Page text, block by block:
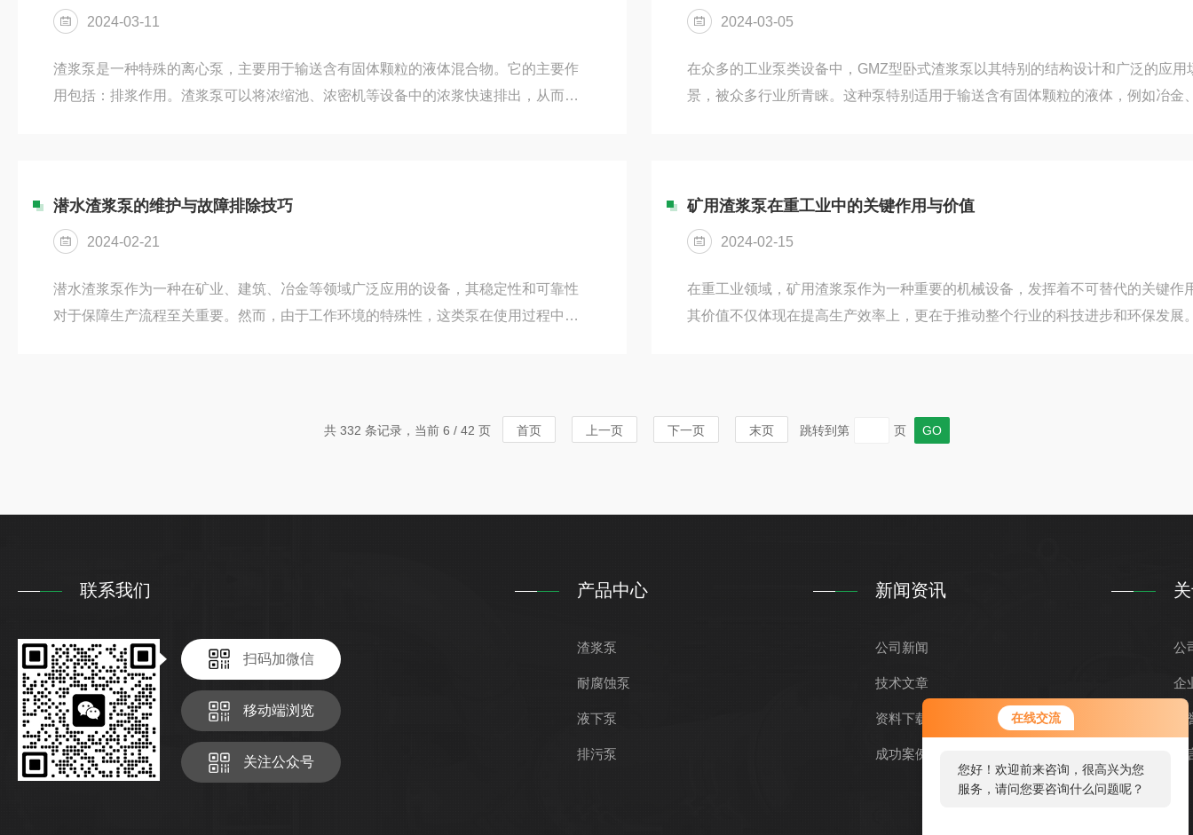
在线交流
您好！欢迎前来咨询，很高兴为您
服务，请问您要咨询什么问题呢？
节约了能源资源。与传统泵相比，它在...
量输送渣浆的工业领域具有广泛的应用前...
2024-03-11
渣浆泵是一种特殊的离心泵，主要用于输送含有固体颗粒的液体混合物。它的主要作
用包括：排浆作用。渣浆泵可以将浓缩池、浓密机等设备中的浓浆快速排出，从而达
用。渣浆泵还可以通过提升浆料，达到提高设备生产效率的目的。例如，在选矿生产
线上，渣浆泵可以将选矿浆料提升到一...
2024-03-05
在众多的工业泵类设备中，GMZ型卧式渣浆泵以其特别的结构设计和广泛的应用
景，被众多行业所青睐。这种泵特别适用于输送含有固体颗粒的液体，例如冶金
的结构，一旦某一部分受到严重磨损，可以只更换受损部分而不必整体替换，从
低了维护成本。在设计上，采用了卧式结...
潜水渣浆泵的维护与故障排除技巧
2024-02-21
潜水渣浆泵作为一种在矿业、建筑、冶金等领域广泛应用的设备，其稳定性和可靠性
对于保障生产流程至关重要。然而，由于工作环境的特殊性，这类泵在使用过程中易
情况，以及电机的密封性能。对于易磨损部件，应根据使用频率和工作条件适时更
矿用渣浆泵在重工业中的关键作用与价值
2024-02-15
在重工业领域，矿用渣浆泵作为一种重要的机械设备，发挥着不可替代的关键作
其价值不仅体现在提高生产效率上，更在于推动整个行业的科技进步和环保发展
泵的应用还能提高矿山的生产效率，降低人工劳动强度，为企业的经济效益做出
献。2、在选矿工艺中同样发挥着重要...
共 332 条记录，当前 6 / 42 页 首页 上一页 下一页 末页 跳转到第 页
联系我们
扫码加微信
移动端浏览
关注公众号
产品中心
渣浆泵
耐腐蚀泵
液下泵
排污泵
新闻资讯
公司新闻
技术文章
资料下载
成功案例
公
企